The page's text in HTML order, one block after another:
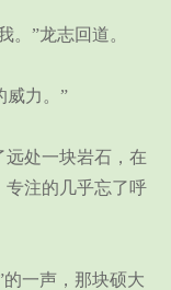
”龙志回道。
威力。”
处一块岩石，在
专注的几乎忘了呼
一声，那块硕大